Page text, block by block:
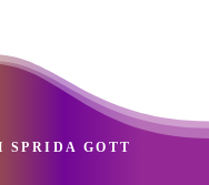
SPRIDA GOTT